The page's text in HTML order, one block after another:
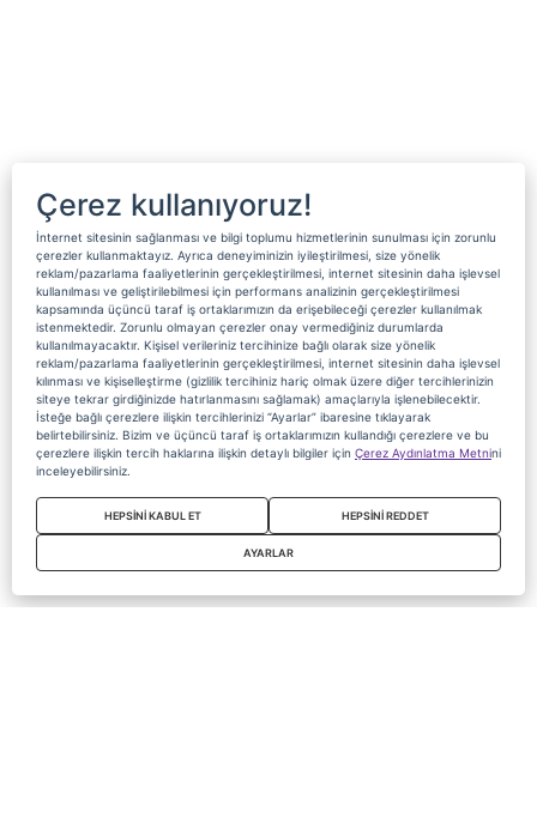
Çerez kullanıyoruz!
İnternet sitesinin sağlanması ve bilgi toplumu hizmetlerinin sunulması için zorunlu
çerezler kullanmaktayız. Ayrıca deneyiminizin iyileştirilmesi, size yönelik
reklam/pazarlama faaliyetlerinin gerçekleştirilmesi, internet sitesinin daha işlevsel
kullanılması ve geliştirilebilmesi için performans analizinin gerçekleştirilmesi
kapsamında üçüncü taraf iş ortaklarımızın da erişebileceği çerezler kullanılmak
istenmektedir. Zorunlu olmayan çerezler onay vermediğiniz durumlarda
kullanılmayacaktır. Kişisel verileriniz tercihinize bağlı olarak size yönelik
reklam/pazarlama faaliyetlerinin gerçekleştirilmesi, internet sitesinin daha işlevsel
kılınması ve kişiselleştirme (gizlilik tercihiniz hariç olmak üzere diğer tercihlerinizin
siteye tekrar girdiğinizde hatırlanmasını sağlamak) amaçlarıyla işlenebilecektir.
İsteğe bağlı çerezlere ilişkin tercihlerinizi “Ayarlar” ibaresine tıklayarak
belirtebilirsiniz. Bizim ve üçüncü taraf iş ortaklarımızın kullandığı çerezlere ve bu
çerezlere ilişkin tercih haklarına ilişkin detaylı bilgiler için Çerez Aydınlatma Metnini
inceleyebilirsiniz.
HEPSİNİ KABUL ET HEPSİNİ REDDET
AYARLAR